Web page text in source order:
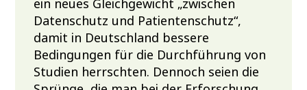
ein neues Gleichgewicht „zwischen
Datenschutz und Patientenschutz“,
damit in Deutschland bessere
Bedingungen für die Durchführung von
Studien herrschten. Dennoch seien die